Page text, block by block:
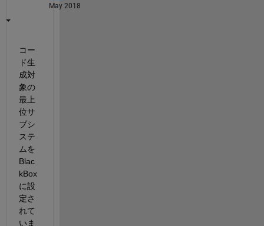
May 2018
コー
ド生
成対
象の
最上
位サ
ブシ
ステ
ムを
Blac
kBox
に設
定さ
れて
いま